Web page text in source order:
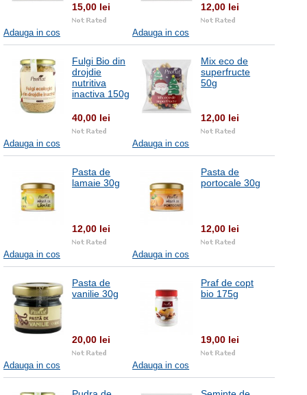
15,00 lei
Adauga in cos
12,00 lei
Adauga in cos
Fulgi Bio din
drojdie
nutritiva
inactiva 150g
40,00 lei
Adauga in cos
Mix eco de
superfructe
50g
12,00 lei
Adauga in cos
Pasta de
lamaie 30g
12,00 lei
Adauga in cos
Pasta de
portocale 30g
12,00 lei
Adauga in cos
Pasta de
vanilie 30g
20,00 lei
Adauga in cos
Praf de copt
bio 175g
19,00 lei
Adauga in cos